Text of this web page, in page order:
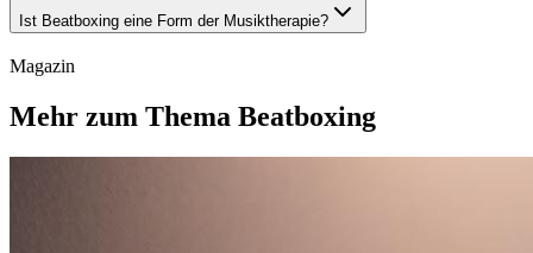
Ist Beatboxing eine Form der Musiktherapie?
Magazin
Mehr zum Thema Beatboxing